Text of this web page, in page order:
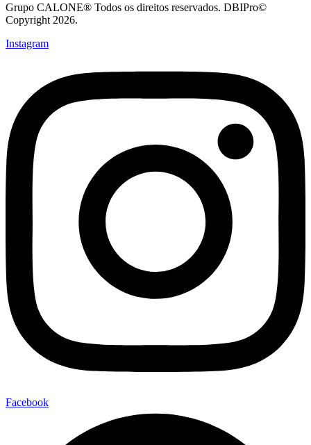
Grupo CALONE® Todos os direitos reservados. DBIPro©
Copyright 2026.
Instagram
Facebook